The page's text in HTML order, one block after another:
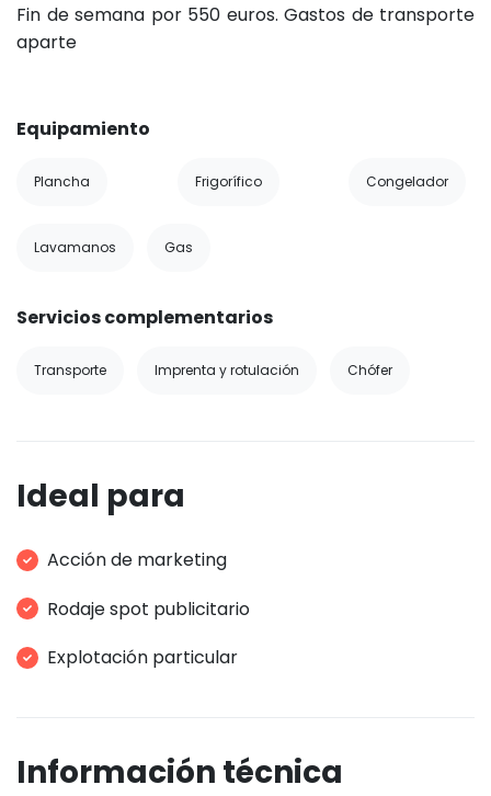
Fin de semana por 550 euros. Gastos de transporte
aparte
Equipamiento
Plancha Frigorífico Congelador
Lavamanos Gas
Servicios complementarios
Transporte Imprenta y rotulación Chófer
Ideal para
Acción de marketing
Rodaje spot publicitario
Explotación particular
Información técnica